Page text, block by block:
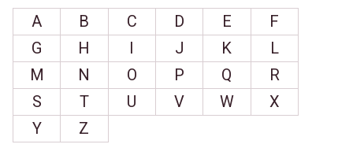
A B C D E
F
G
H I J K
L
M
N O P Q
R
S
T U V W
X
Y
Z